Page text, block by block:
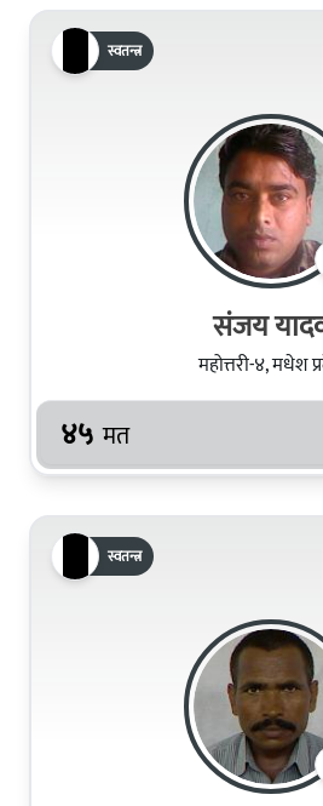
स्वतन्त्र
संजय
महोत्तरी-४, मधेश
४५ मत
स्वतन्त्र